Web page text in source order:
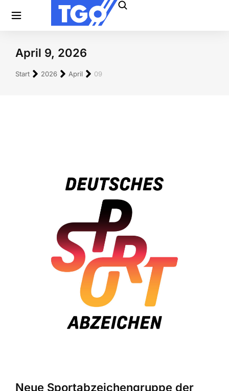
April 9, 2026
Sie befinden sich hier:
Start 2026 April 09
Neue Sportabzeichengruppe der